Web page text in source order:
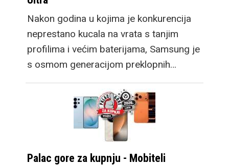
Nakon godina u kojima je konkurencija
neprestano kucala na vrata s tanjim
profilima i većim baterijama, Samsung je
s osmom generacijom preklopnih…
Palac gore za kupnju - Mobiteli